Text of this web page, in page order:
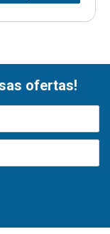
ofertas!